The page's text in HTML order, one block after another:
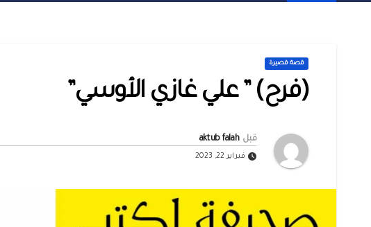
قصة قصيرة
(فرح) ” علي غازي الأوسي”
قبل aktub falah
فبراير 22, 2023